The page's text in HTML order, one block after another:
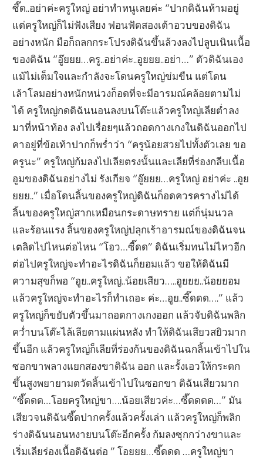
ซี๊ด..อย่าค่ะครูใหญ่ อย่าทำหนูเลยค่ะ “ปากดิฉันห้ามอยู่
แต่ครูใหญ่ก็ไม่ฟังเสียง ฟอนฟัดสองเต้าอวบของดิฉัน
อย่างหนัก มือก็ถลกกระโปรงดิฉันขึ้นล้วงลงไปลูบเนินเนื้อ
ของดิฉัน “อู๊ยยย…ครู..อย่าค่ะ..อูยยย..อย่า…” ตัวดิฉันเอง
แม้ไม่เต็มใจและกำลังจะโดนครูใหญ่ข่มขืน แต่โดน
เล้าโลมอย่างหนักหน่วงก็อดที่จะมีอารมณ์คล้อยตามไม่
ได้ ครูใหญ่กดดิฉันนอนลงบนโต๊ะแล้วครูใหญ่เลียต่ำลง
มาที่หน้าท้อง ลงไปเรื่อยๆแล้วถอดกางเกงในดิฉันออกไป
คาอยู่ที่ข้อเท้าปากก็พร่ำว่า “ครูน้อยสวยไปทั้งตัวเลย ขอ
ครูนะ” ครูใหญ่ก้มลงไปเลียตรงนั้นและเลียที่ร่องกลีบเนื้อ
อูมของดิฉันอย่างไม่ รังเกียจ “อู๊ยยย…ครูใหญ่ อย่าค่ะ ..อูย
ยยย..” เมื่อโดนลิ้นของครูใหญ่ดิฉันก็อดควรครางไม่ได้
ลิ้นของครูใหญ่สากเหมือนกระดาษทราย แต่ก็นุ่มนวล
และร้อนแรง ลิ้นของครูใหญ่ปลุกเร้าอารมณ์ของดิฉันจน
เตลิดไปไหนต่อไหน “โอว…ซี๊ดด” ดิฉันเริ่มทนไม่ไหวอีก
ต่อไปครูใหญ่จะทำอะไรดิฉันก็ยอมแล้ว ขอให้ดิฉันมี
ความสุขก็พอ “อูย..ครูใหญ่..น้อยเสียว…..อูยยย..น้อยยอม
แล้วครูใหญ่จะทำอะไรก็ทำเถอะ ค่ะ…อูย..ซี๊ดดด….” แล้ว
ครูใหญ่ก็ขยับตัวขึ้นมาถอดกางเกงออก แล้วจับดิฉันพลิก
คว่ำบนโต๊ะไล้เลียตามแผ่นหลัง ทำให้ดิฉันเสียวสยิวมาก
ขึ้นอีก แล้วครูใหญ่ก็เลียที่ร่องก้นของดิฉันฉกลิ้นเข้าไปใน
ซอกขาพลางแยกสองขาดิฉัน ออก และรั้งเอวให้กระดก
ขึ้นสูงพยายามตวัดลิ้นเข้าไปในซอกขา ดิฉันเสียวมาก
“ซี๊ดดด…โอยครูใหญ่ขา….น้อยเสียวค่ะ…ซี๊ดดดด…” มัน
เสียวจนดิฉันซี๊ดปากครั้งแล้วครั้งเล่า แล้วครูใหญ่ก็พลิก
ร่างดิฉันนอนหงายบนโต๊ะอีกครั้ง ก้มลงซุกกว่างขาและ
เริ่มเลียร่องเนื้อดิฉันต่อ ” โอยยย…ซี๊ดดด …ครูใหญ่ขา